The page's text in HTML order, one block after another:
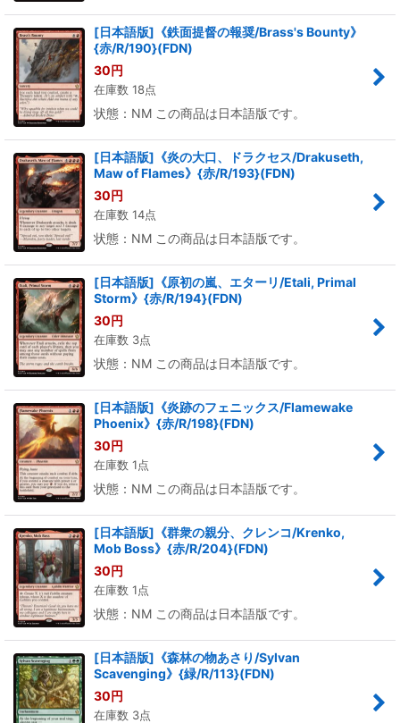
[日本語版]《鉄面提督の報奨/Brass's Bounty》
{赤/R/190}(FDN)
30円
在庫数 18点
状態：NM この商品は日本語版です。
[日本語版]《炎の大口、ドラクセス/Drakuseth,
Maw of Flames》{赤/R/193}(FDN)
30円
在庫数 14点
状態：NM この商品は日本語版です。
[日本語版]《原初の嵐、エターリ/Etali, Primal
Storm》{赤/R/194}(FDN)
30円
在庫数 3点
状態：NM この商品は日本語版です。
[日本語版]《炎跡のフェニックス/Flamewake
Phoenix》{赤/R/198}(FDN)
30円
在庫数 1点
状態：NM この商品は日本語版です。
[日本語版]《群衆の親分、クレンコ/Krenko,
Mob Boss》{赤/R/204}(FDN)
30円
在庫数 1点
状態：NM この商品は日本語版です。
[日本語版]《森林の物あさり/Sylvan
Scavenging》{緑/R/113}(FDN)
30円
在庫数 3点